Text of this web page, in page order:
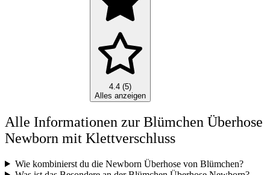
4.4 (5)
Alles anzeigen
Alle Informationen zur Blümchen Überhose
Newborn mit Klettverschluss
Wie kombinierst du die Newborn Überhose von Blümchen?